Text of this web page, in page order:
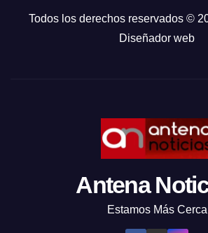
Todos los derechos reservados ©
Diseñador web
Antena
Estamos Más Cerca